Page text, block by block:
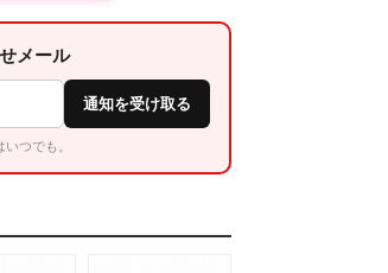
メール
通知を受け取る
つでも。